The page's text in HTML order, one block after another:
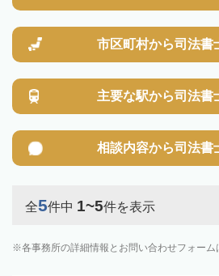
市区町村から司法書
主要な駅から司法書
相談内容から司法書
全5件中 1~5件を表示
各事務所の詳細情報とお問い合わせフォー